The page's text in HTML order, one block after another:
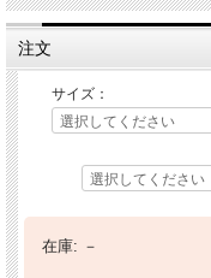
注文
サイズ：
在庫: －